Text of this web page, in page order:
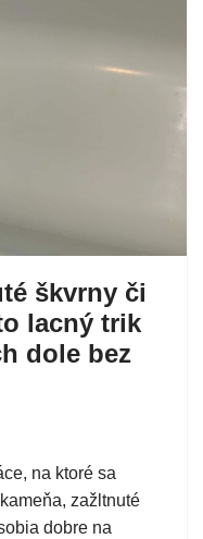
škvrny či
lacný trik
dole bez
na ktoré sa
zažltnuté
dobre na